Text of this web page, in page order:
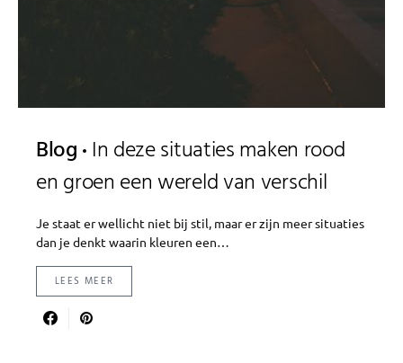
Blog In deze situaties maken rood
en groen een wereld van verschil
Je staat er wellicht niet bij stil, maar er zijn meer situaties
dan je denkt waarin kleuren een…
LEES MEER